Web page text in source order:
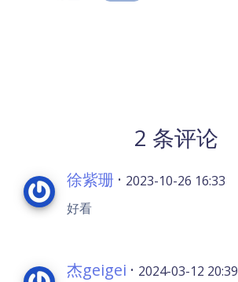
2 条评论
徐紫珊 · 2023-10-26 16:33
好看
杰geigei · 2024-03-12 20:39